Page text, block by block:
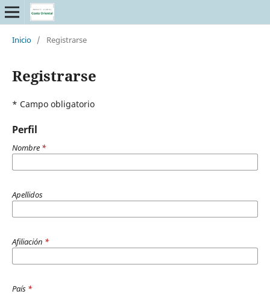
Inicio / Registrarse
Registrarse
* Campo obligatorio
Perfil
Nombre *
Apellidos
Afiliación *
País *